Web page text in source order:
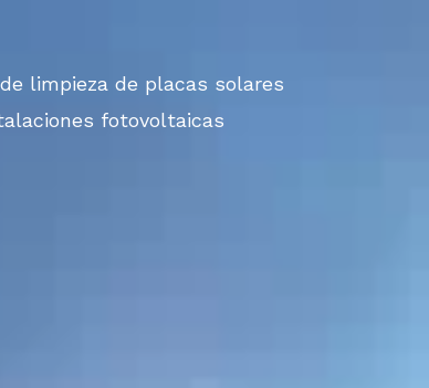
limpieza de placas solares
fotovoltaicas